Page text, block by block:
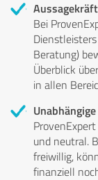
Bei
Beratung)
Überblick
in allen
und neutral.
freiwillig,
finanziell